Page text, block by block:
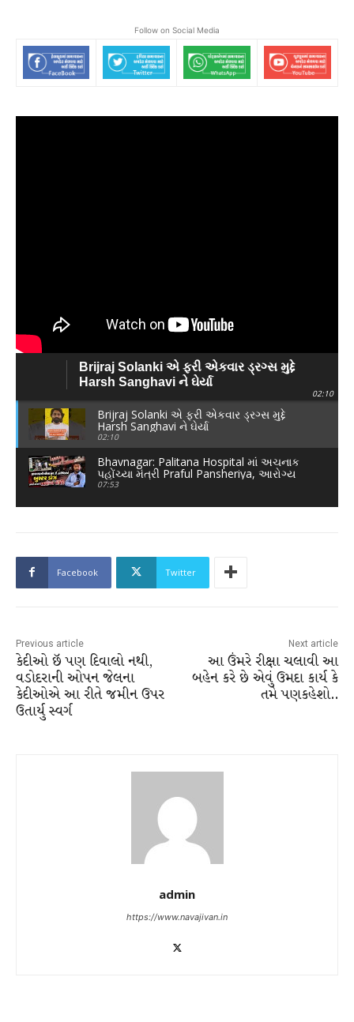
Follow on Social Media
Brijraj Solanki એ ફરી એકવાર ડ્રગ્સ મુદ્દે
Harsh Sanghavi ને ઘેર્યા
02:10
Brijraj Solanki એ ફરી એકવાર ડ્રગ્સ મુદ્દે
Harsh Sanghavi ને ઘેર્યા
02:10
Bhavnagar: Palitana Hospital માં અચનાક
પહોંચ્યા મંત્રી Praful Pansheriya, આરોગ્ય
વિભાગમાં દોડધામ
07:53
Facebook Twitter
Previous article
કેદીઓ છૅ પણ દિવાલો નથી,
વડોદરાની ઓપન જેલના
કેદીઓએ આ રીતે જમીન ઉપર
ઉતાર્યુ સ્વર્ગ
Next article
આ ઉંમરે રીક્ષા ચલાવી આ
બહેન કરે છે એવું ઉમદા કાર્ય કે
તમે પણકહેશો..
admin
https://www.navajivan.in